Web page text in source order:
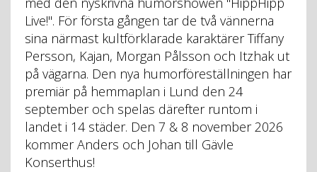
Live!". För första gången tar de två vännerna
sina närmast kultförklarade karaktärer Tiffany
Persson, Kajan, Morgan Pålsson och Itzhak ut
på vägarna. Den nya humorföreställningen har
premiär på hemmaplan i Lund den 24
september och spelas därefter runtom i
landet i 14 städer. Den 7 & 8 november 2026
kommer Anders och Johan till Gävle
Konserthus!